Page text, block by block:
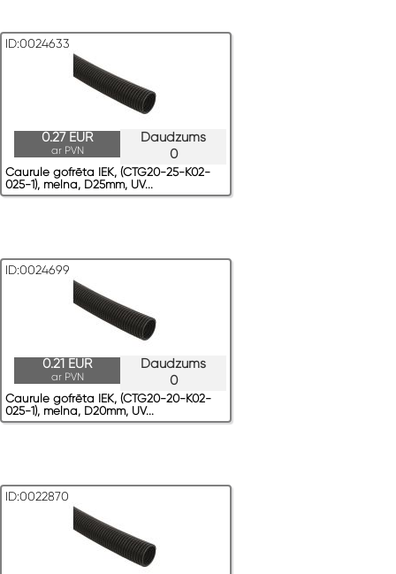
ID:0024633
Daudzums
0
0.27 EUR
ar PVN
Caurule gofrēta IEK, (CTG20-25-K02-
025-1), melna, D25mm, UV...
ID:0024699
Daudzums
0
0.21 EUR
ar PVN
Caurule gofrēta IEK, (CTG20-20-K02-
025-1), melna, D20mm, UV...
ID:0022870